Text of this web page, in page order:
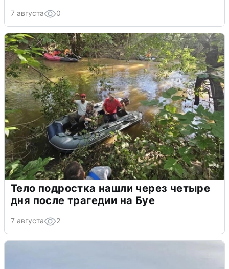
7 августа 0
Тело подростка нашли через четыре
дня после трагедии на Буе
7 августа 2